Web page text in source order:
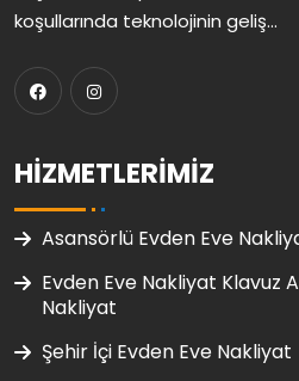
koşullarında teknolojinin geliş...
HIZMETLERIMIZ
Asansörlü Evden Eve
Evden Eve Nakliyat Klavuz
Nakliyat
Şehir İçi Evden Eve Nakliyat